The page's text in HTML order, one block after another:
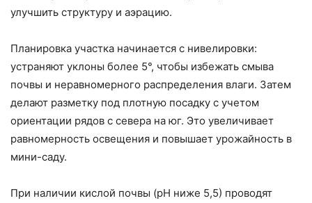
улучшить структуру и аэрацию.
Планировка участка начинается с нивелировки:
устраняют уклоны более 5°, чтобы избежать смыва
почвы и неравномерного распределения влаги. Затем
делают разметку под плотную посадку с учетом
ориентации рядов с севера на юг. Это увеличивает
равномерность освещения и повышает урожайность в
мини-саду.
При наличии кислой почвы (pH ниже 5,5) проводят